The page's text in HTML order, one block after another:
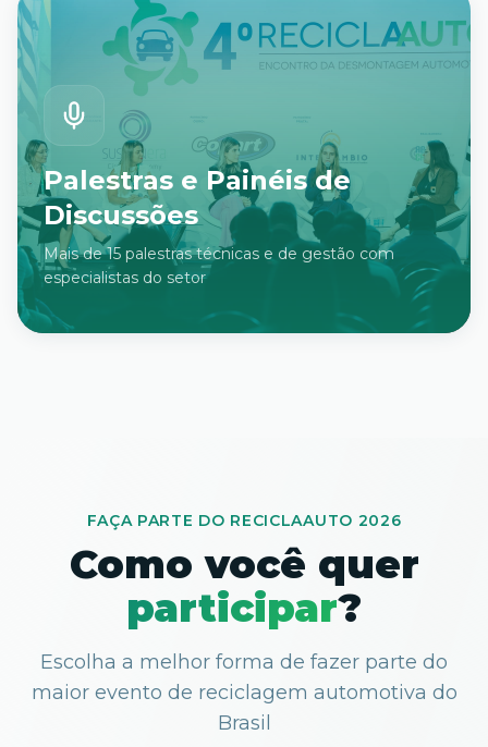
Palestras e Painéis de
Discussões
Mais de 15 palestras técnicas e de gestão com
especialistas do setor
FAÇA PARTE DO RECICLAAUTO 2026
Como você quer
participar?
Escolha a melhor forma de fazer parte do
maior evento de reciclagem automotiva do
Brasil